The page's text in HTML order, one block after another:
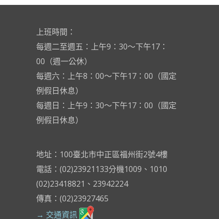
上班時間：
每週二至週五：上午9：30～下午17：
00（週一公休）
每週六：上午8：00～下午17：00（國定
例假日休息）
每週日：上午9：30～下午17：00（國定
例假日休息）
地址：100臺北市中正區福州街2號4樓
電話：(02)23921133分機1009、1010
(02)23418821、23942224
傳真：(02)23927465
→ 交通資訊